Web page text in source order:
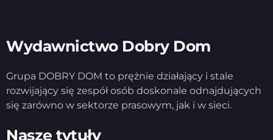
Wydawnictwo Dobry Dom
Grupa DOBRY DOM to prężnie działający i stale
rozwijający się zespół osób doskonale odnajdujących
się zarówno w sektorze prasowym, jak i w sieci.
Nasze tytuły